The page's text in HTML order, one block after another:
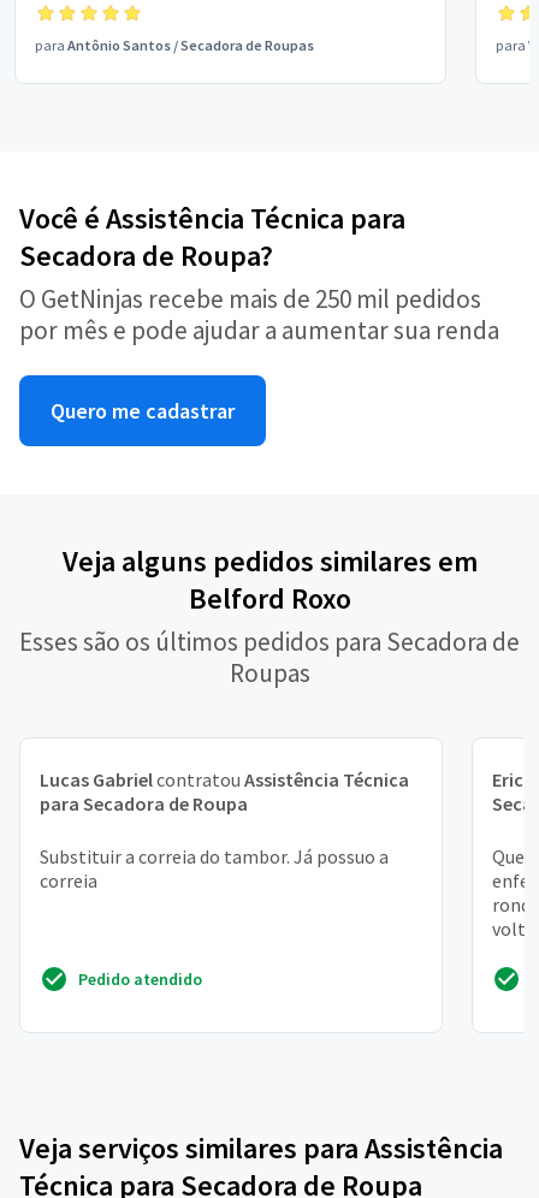
para Antônio Santos /Secadora de Roupas para
Você é Assistência Técnica para
Secadora de Roupa?
O GetNinjas recebe mais de 250 mil pedidos
por mês e pode ajudar a aumentar sua renda
Quero me cadastrar
Veja alguns pedidos similares em
Belford Roxo
Esses são os últimos pedidos para Secadora de
Roupas
Lucas Gabrielcontratou Assistência Técnica
para Secadora de Roupa
Substituir a correia do tambor. Já possuo a
correia
Pedido atendido
Erick
Que
Veja serviços similares para Assistência
Técnica para Secadora de Roupa